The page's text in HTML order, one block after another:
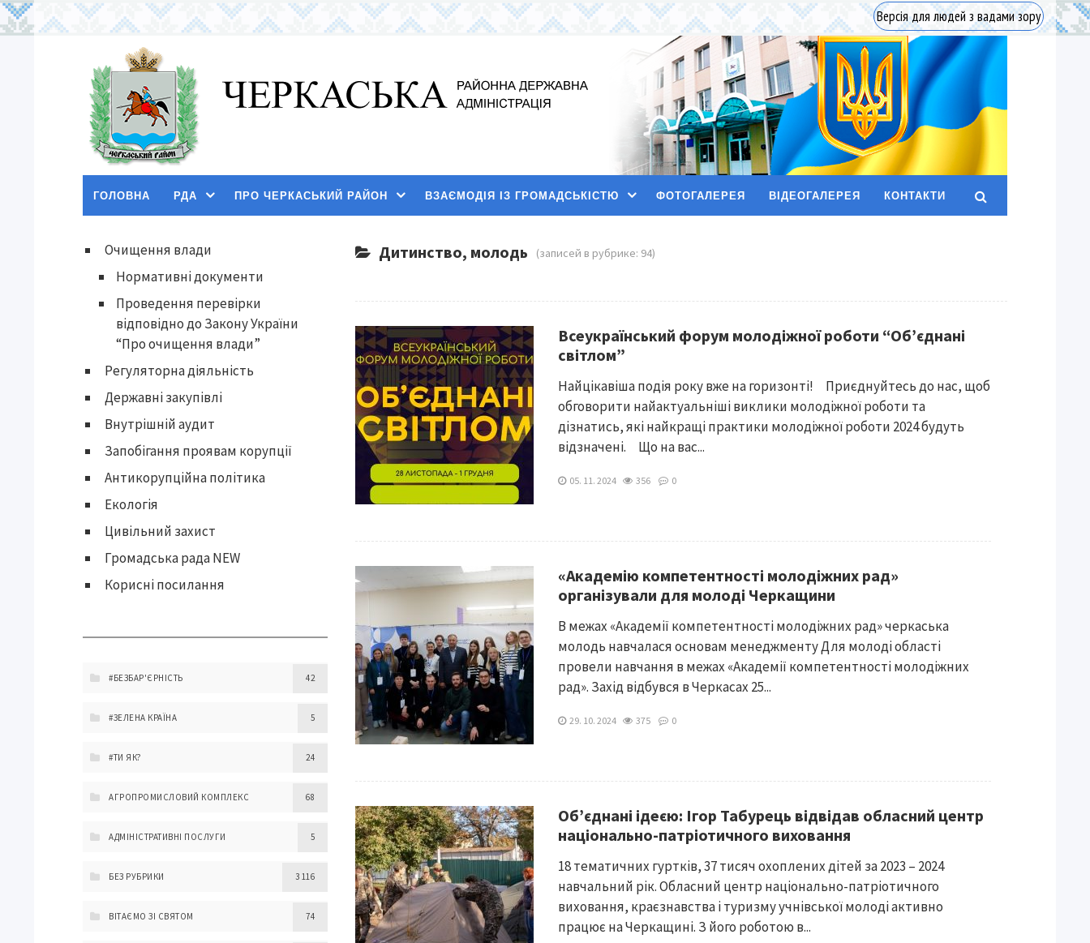
Версія для людей з вадами зору
ГОЛОВНА РДА ПРО ЧЕРКАСЬКИЙ РАЙОН ВЗАЄМОДІЯ ІЗ ГРОМАДСЬКІСТЮ ФОТОГАЛЕРЕЯ ВІДЕОГАЛЕРЕЯ КОНТАКТИ
Дитинство, молодь (записей в рубрике: 94)
Всеукраїнський форум молодіжної роботи “Об’єднані
світлом”
Найцікавіша подія року вже на горизонті! ⠀Приєднуйтесь до нас, щоб
обговорити найактуальніші виклики молодіжної роботи та
дізнатись, які найкращі практики молодіжної роботи 2024 будуть
відзначені.⠀ Що на вас...
05. 11. 2024 356 0
«Академію компетентності молодіжних рад»
організували для молоді Черкащини
В межах «Академії компетентності молодіжних рад» черкаська
молодь навчалася основам менеджменту Для молоді області
провели навчання в межах «Академії компетентності молодіжних
рад». Захід відбувся в Черкасах 25...
29. 10. 2024 375 0
Об’єднані ідеєю: Ігор Табурець відвідав обласний центр
національно-патріотичного виховання
18 тематичних гуртків, 37 тисяч охоплених дітей за 2023 – 2024
навчальний рік. Обласний центр національно-патріотичного
виховання, краєзнавства і туризму учнівської молоді активно
працює на Черкащині. З його роботою в...
Очищення влади
Нормативні документи
Проведення перевірки
відповідно до Закону України
“Про очищення влади”
Регуляторна діяльність
Державні закупівлі
Внутрішній аудит
Запобігання проявам корупції
Антикорупційна політика
Екологія
Цивільний захист
Громадська рада NEW
Корисні посилання
#БЕЗБАР'ЄРНІСТЬ 42
#ЗЕЛЕНА КРАЇНА 5
#ТИ ЯК? 24
АГРОПРОМИСЛОВИЙ КОМПЛЕКС 68
АДМІНІСТРАТИВНІ ПОСЛУГИ 5
БЕЗ РУБРИКИ 3 116
ВІТАЄМО ЗІ СВЯТОМ 74